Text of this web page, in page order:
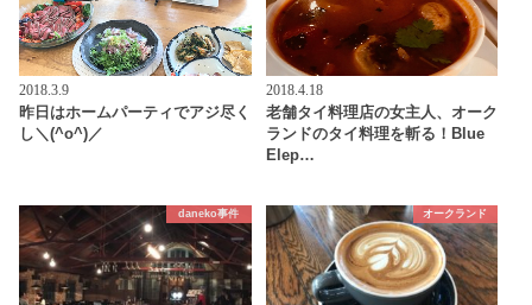
2018.3.9
昨日はホームパーティでアジ尽く
し＼(^o^)／
2018.4.18
老舗タイ料理店の女主人、オーク
ランドのタイ料理を斬る！Blue
Elep…
daneko事件 オークランド